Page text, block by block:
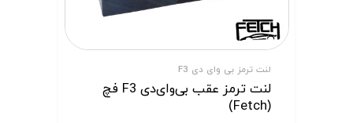
لنت ترمز بی وای دی F3
لنت ترمز عقب بی‌وای‌دی F3 فچ
(Fetch)